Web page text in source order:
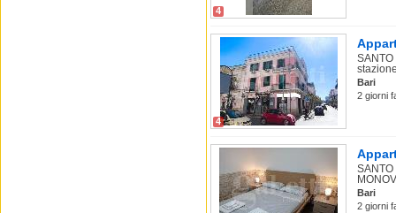
4
4
Bari
2 giorni
Bari
2 giorni